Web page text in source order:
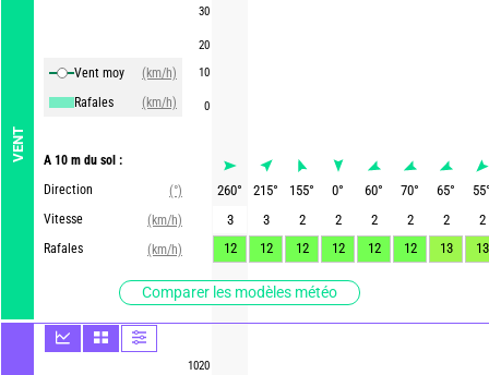
VENT
Vent moy
(km/h)
Rafales
(km/h)
A 10 m du sol :
Direction
(°)
Vitesse
(km/h)
Rafales
(km/h)
Comparer les modèles météo
30
20
10
0
1020
260° 215° 155° 0° 60° 70° 65° 55
3
3 2 2 2 2 2
2
12
12 12 12 12 12 13 13